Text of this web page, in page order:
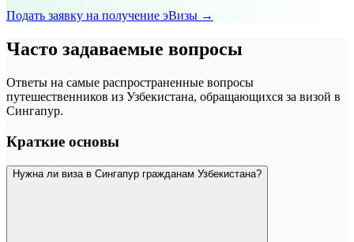
Подать заявку на получение эВизы →
Часто задаваемые вопросы
Ответы на самые распространенные вопросы
путешественников из Узбекистана, обращающихся за визой в
Сингапур.
Краткие основы
Нужна ли виза в Сингапур гражданам Узбекистана?